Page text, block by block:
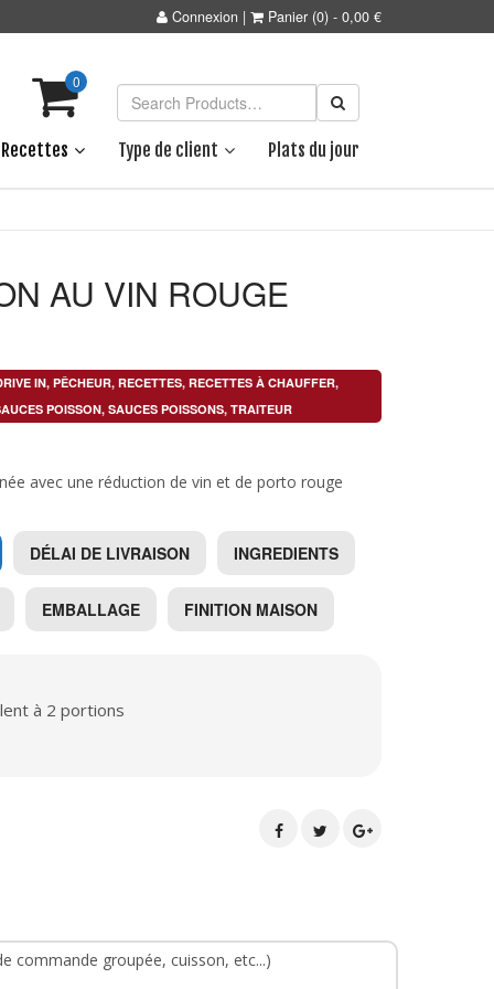
Connexion | Panier (0) - 0,00 €
0
Recettes Type de client Plats du jour
AU VIN ROUGE
IN, PÊCHEUR, RECETTES, RECETTES À CHAUFFER,
POISSON, SAUCES POISSONS, TRAITEUR
avec une réduction de vin et de porto rouge
DÉLAI DE LIVRAISON INGREDIENTS
EMBALLAGE FINITION MAISON
à 2 portions